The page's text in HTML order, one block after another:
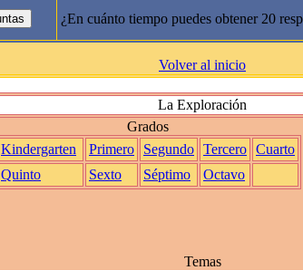
¿En cuánto tiempo puedes obtener 20
Volver al inicio
La Exploración
Grados
Kindergarten
Primero Segundo Tercero Cuarto
Quinto
Sexto Séptimo Octavo
Temas